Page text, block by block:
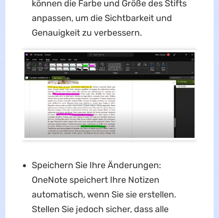
können die Farbe und Größe des Stifts
anpassen, um die Sichtbarkeit und
Genauigkeit zu verbessern.
Speichern Sie Ihre Änderungen:
OneNote speichert Ihre Notizen
automatisch, wenn Sie sie erstellen.
Stellen Sie jedoch sicher, dass alle